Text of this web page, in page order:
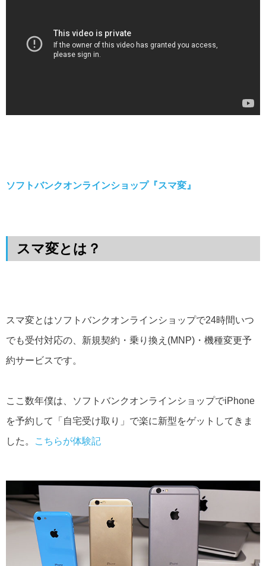
ソフトバンクオンラインショップ『スマ変』
スマ変とは？
スマ変とはソフトバンクオンラインショップで24時間いつ
でも受付対応の、新規契約・乗り換え(MNP)・機種変更予
約サービスです。
ここ数年僕は、ソフトバンクオンラインショップでiPhone
を予約して「自宅受け取り」で楽に新型をゲットしてきま
した。
こちらが体験記